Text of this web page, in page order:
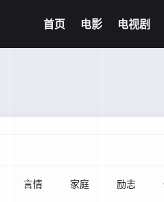
首页 电影 电视剧
言情 家庭 励志